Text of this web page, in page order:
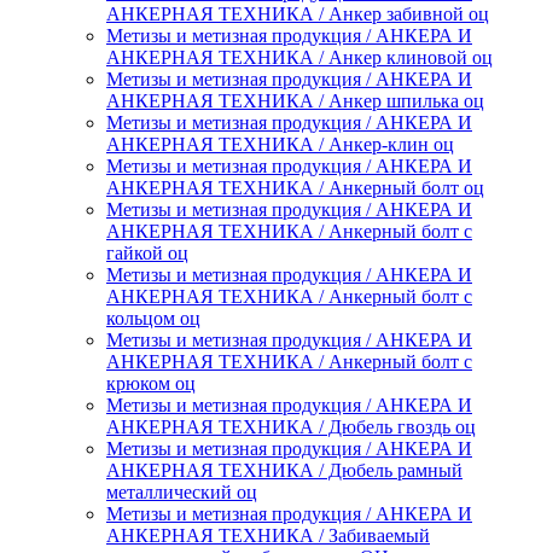
АНКЕРНАЯ ТЕХНИКА / Анкер забивной оц
Метизы и метизная продукция / АНКЕРА И
АНКЕРНАЯ ТЕХНИКА / Анкер клиновой оц
Метизы и метизная продукция / АНКЕРА И
АНКЕРНАЯ ТЕХНИКА / Анкер шпилька оц
Метизы и метизная продукция / АНКЕРА И
АНКЕРНАЯ ТЕХНИКА / Анкер-клин оц
Метизы и метизная продукция / АНКЕРА И
АНКЕРНАЯ ТЕХНИКА / Анкерный болт оц
Метизы и метизная продукция / АНКЕРА И
АНКЕРНАЯ ТЕХНИКА / Анкерный болт с
гайкой оц
Метизы и метизная продукция / АНКЕРА И
АНКЕРНАЯ ТЕХНИКА / Анкерный болт с
кольцом оц
Метизы и метизная продукция / АНКЕРА И
АНКЕРНАЯ ТЕХНИКА / Анкерный болт с
крюком оц
Метизы и метизная продукция / АНКЕРА И
АНКЕРНАЯ ТЕХНИКА / Дюбель гвоздь оц
Метизы и метизная продукция / АНКЕРА И
АНКЕРНАЯ ТЕХНИКА / Дюбель рамный
металлический оц
Метизы и метизная продукция / АНКЕРА И
АНКЕРНАЯ ТЕХНИКА / Забиваемый